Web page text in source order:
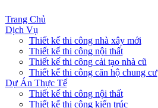
Trang Chủ
Dịch Vụ
Thiết kế thi công nhà xây mới
Thiết kế thi công nội thất
Thiết kế thi công cải tạo nhà cũ
Thiết kế thi công căn hộ chung cư
Dự Án Thực Tế
Thiết kế thi công nội thất
Thiết kế thi công kiến trúc